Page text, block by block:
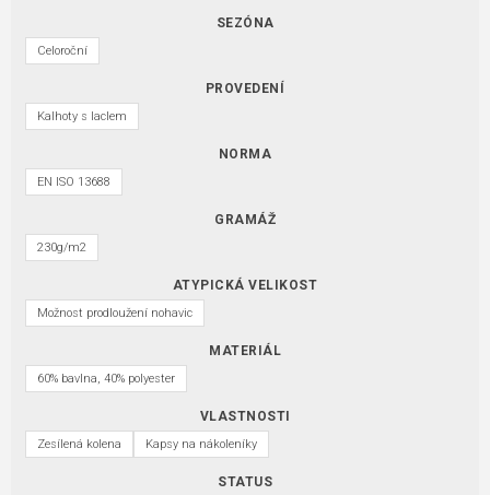
SEZÓNA
Celoroční
PROVEDENÍ
Kalhoty s laclem
NORMA
EN ISO 13688
GRAMÁŽ
230g/m2
ATYPICKÁ VELIKOST
Možnost prodloužení nohavic
MATERIÁL
60% bavlna, 40% polyester
VLASTNOSTI
Zesílená kolena Kapsy na nákoleníky
STATUS